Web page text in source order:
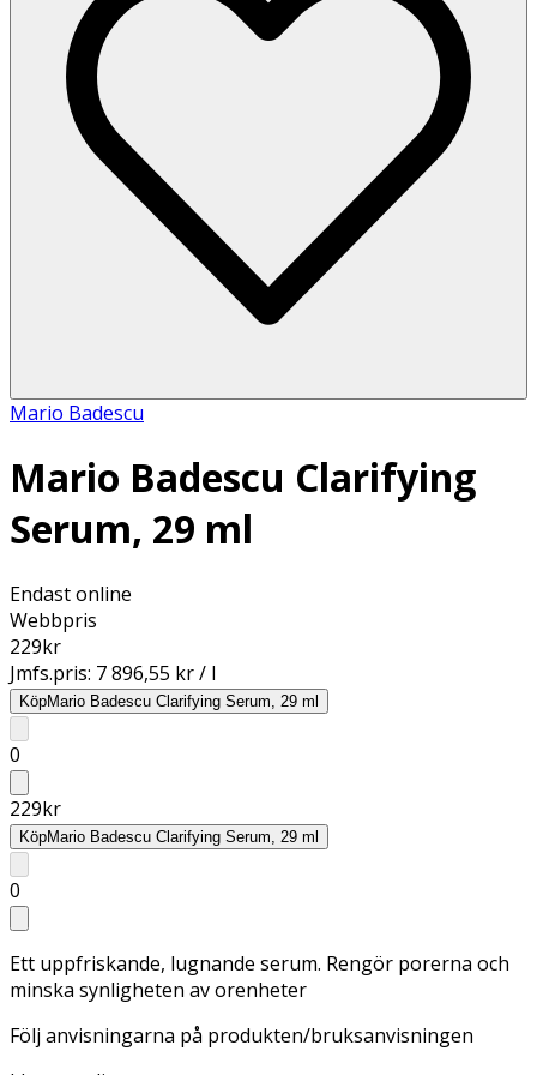
Mario Badescu
Mario Badescu Clarifying
Serum, 29 ml
Endast online
Webbpris
229kr
Jmfs.pris: 7 896,55 kr / l
KöpMario Badescu Clarifying Serum, 29 ml
0
229kr
KöpMario Badescu Clarifying Serum, 29 ml
0
Ett uppfriskande, lugnande serum. Rengör porerna och
minska synligheten av orenheter
Följ anvisningarna på produkten/bruksanvisningen